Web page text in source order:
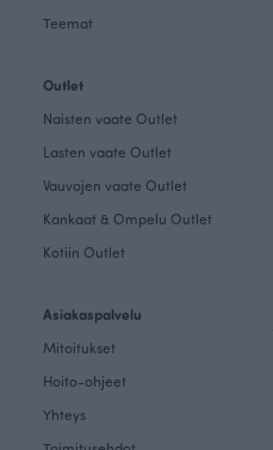
Teemat
Outlet
Naisten vaate Outlet
Lasten vaate Outlet
Vauvojen vaate Outlet
Kankaat & Ompelu Outlet
Kotiin Outlet
Asiakaspalvelu
Mitoitukset
Hoito-ohjeet
Yhteys